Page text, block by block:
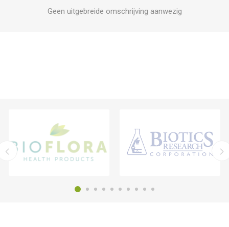
Geen uitgebreide omschrijving aanwezig